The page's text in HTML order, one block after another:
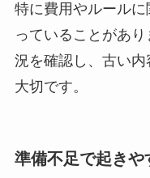
特に費用やルール
っていることがあ
況を確認し、古い
大切です。
準備不足で起きや